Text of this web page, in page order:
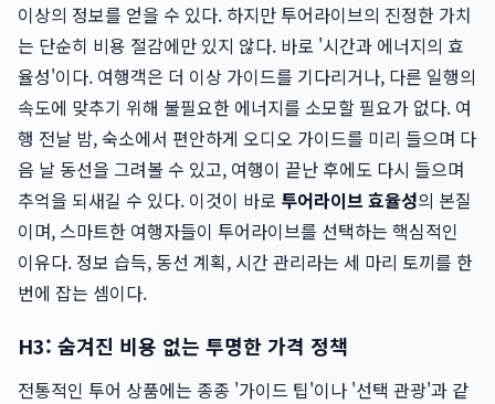
이상의 정보를 얻을 수 있다. 하지만 투어라이브의 진정한 가치
는 단순히 비용 절감에만 있지 않다. 바로 '시간과 에너지의 효
율성'이다. 여행객은 더 이상 가이드를 기다리거나, 다른 일행의
속도에 맞추기 위해 불필요한 에너지를 소모할 필요가 없다. 여
행 전날 밤, 숙소에서 편안하게 오디오 가이드를 미리 들으며 다
음 날 동선을 그려볼 수 있고, 여행이 끝난 후에도 다시 들으며
추억을 되새길 수 있다. 이것이 바로 투어라이브 효율성의 본질
이며, 스마트한 여행자들이 투어라이브를 선택하는 핵심적인
이유다. 정보 습득, 동선 계획, 시간 관리라는 세 마리 토끼를 한
번에 잡는 셈이다.
H3: 숨겨진 비용 없는 투명한 가격 정책
전통적인 투어 상품에는 종종 '가이드 팁'이나 '선택 관광'과 같